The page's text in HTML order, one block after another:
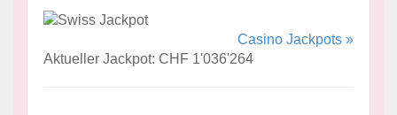
Casino Jackpots »
Aktueller Jackpot: CHF 1'036'264